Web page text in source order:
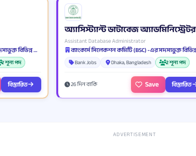
ব্যাংকার্স সিলেকশন কমিটি (BSC) -এর সদস্যভুক্ত বিভিন্ন ব্যাংক ও আর্থিক প্রতিষ্ঠান
2 শূন্য পদ
বিস্তারিত
অ্যাসিস্ট্যান্ট ডাটাবেজ অ্যাডমিনিস্ট্রেটর
Assistant Database Administrator
Bank Jobs Dhaka, Bangladesh 2 শূন্য পদ
26 দিন বাকি Save বিস্তারিত
ADVERTISEMENT